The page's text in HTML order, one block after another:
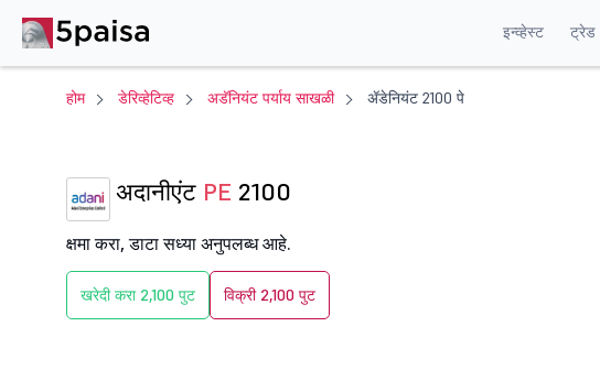
इन्व्हेस्ट ट्रेड
होम डेरिव्हेटिव्ह अडॅनियंट पर्याय साखळी ॲडेनियंट 2100 पे
अदानीएंट PE 2100
क्षमा करा, डाटा सध्या अनुपलब्ध आहे.
खरेदी करा 2,100 पुट विक्री 2,100 पुट